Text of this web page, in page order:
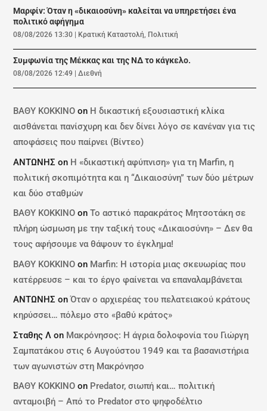
Μαρφίν: Όταν η «δικαιοσύνη» καλείται να υπηρετήσει ένα
πολιτικό αφήγημα
08/08/2026 13:30 Κρατική Καταστολή, Πολιτική
Συμφωνία της Μέκκας και της ΝΔ το κάγκελο.
08/08/2026 12:49 |Διεθνή
ΒΑΘΥ ΚΟΚΚΙΝΟ on Η δικαστική εξουσιαστική κλίκα
αισθάνεται πανίσχυρη και δεν δίνει λόγο σε κανέναν για τις
αποφάσεις που παίρνει (Βίντεο)
ΑΝΤΩΝΗΣ on Η «δικαστική αφύπνιση» για τη Marfin, η
πολιτική σκοπιμότητα και η “Δικαιοσύνη” των δύο μέτρων
και δύο σταθμών
ΒΑΘΥ ΚΟΚΚΙΝΟ onΤο αστικό παρακράτος Μητσοτάκη σε
πλήρη ώσμωση με την ταξική τους «Δικαιοσύνη» – Δεν θα
τους αφήσουμε να θάψουν το έγκλημα!
ΒΑΘΥ ΚΟΚΚΙΝΟ on Marfin: Η ιστορία μιας σκευωρίας που
κατέρρευσε – και το έργο φαίνεται να επαναλαμβάνεται
ΑΝΤΩΝΗΣ onΌταν ο αρχιερέας του πελατειακού κράτους
κηρύσσει… πόλεμο στο «βαθύ κράτος»
Σταθης Λ on Μακρόνησος: Η άγρια δολοφονία του Γιώργη
Σαμπατάκου στις 6 Αυγούστου 1949 και τα βασανιστήρια
των αγωνιστών στη Μακρόνησο
ΒΑΘΥ ΚΟΚΚΙΝΟ on Predator, σιωπή και… πολιτική
ανταμοιβή – Από το Predator στο ψηφοδέλτιο